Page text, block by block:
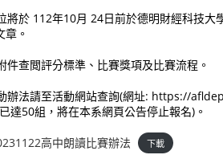
將於 112年10月 24日前於德明財經科技
。
件查閲評分標準、比賽獎項及比賽流程。
辦法請至活動網站查詢(網址: https://
達50組，將在本系網頁公告停止報名)。
高中朗讀比賽辦法 下載